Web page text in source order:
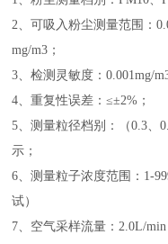
2、可吸入粉尘测量范围：
mg/m3 ；
3、检测灵敏度：0.001mg/
4、重复性误差：≤±2%；
5、测量粒径档别：（0.3、
示 ；
6、测量粒子浓度范围： 1-
试）
7、空气采样流量：2.0L/min